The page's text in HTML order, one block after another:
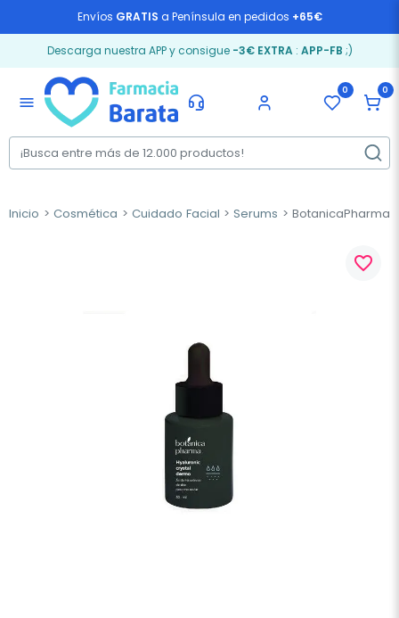
Envíos GRATIS a Península en pedidos +65€
Descarga nuestra APP y consigue -3€ EXTRA: APP-FB ;)
menu
0 0
Inicio Cosmética Cuidado Facial Serums BotanicaPharma
favorite_border